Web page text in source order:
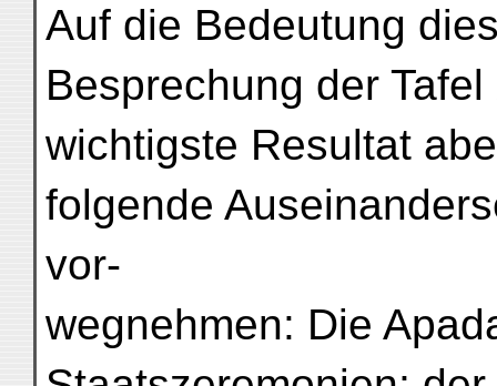
Auf die Bedeutung
Besprechung der
wichtigste Resultat
folgende
vor-
wegnehmen: Die